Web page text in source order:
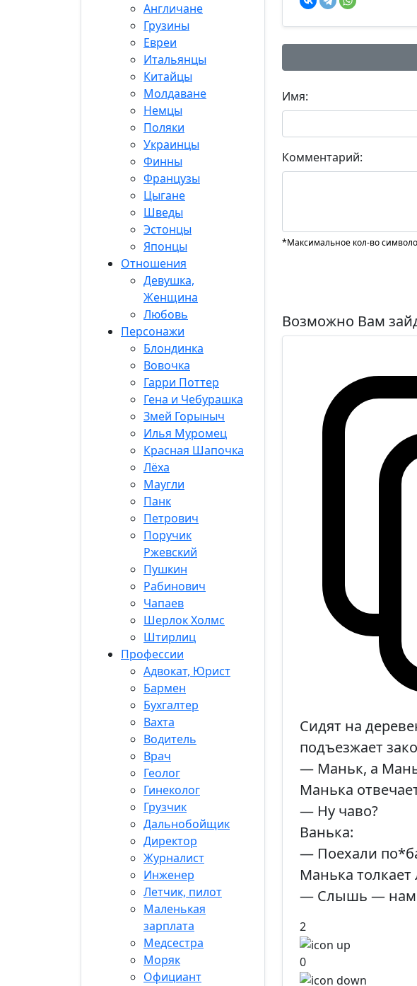
Англичане
Грузины
Евреи
Итальянцы
Китайцы
Молдаване
Немцы
Поляки
Украинцы
Финны
Французы
Цыгане
Шведы
Эстонцы
Японцы
Отношения
Девушка,
Женщина
Любовь
Персонажи
Блондинка
Вовочка
Гарри Поттер
Гена и Чебурашка
Змей Горыныч
Илья Муромец
Красная Шапочка
Лёха
Маугли
Панк
Петрович
Поручик
Ржевский
Пушкин
Рабинович
Чапаев
Шерлок Холмс
Штирлиц
Профессии
Адвокат, Юрист
Бармен
Бухгалтер
Вахта
Водитель
Врач
Геолог
Гинеколог
Грузчик
Дальнобойщик
Директор
Журналист
Инженер
Летчик, пилот
Маленькая
зарплата
Медсестра
Моряк
Официант
Имя:
Комментарий:
*Максимальное кол-во
Возможно Вам
Сидят на
подъезжает
— Маньк, а
Манька
— Ну чаво?
Ванька:
— Поехали
Манька толкает
— Слышь —
2
0